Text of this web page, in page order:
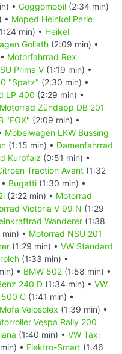
• Goggomobil (2:34 min)
• Moped Heinkel Perle
min) • Heikel
Goliath (2:09 min) •
Motorfahrrad Rex
Prima V (1:19 min) •
"Spatz" (2:30 min) •
LP 400 (2:29 min) •
Motorrad Zündapp DB 201
"FOX" (2:09 min) •
Möbelwagen LKW Büssing
(1:15 min) • Damenfahrrad
Kurpfalz (0:51 min) •
Traction Avant (1:32
Bugatti (1:30 min) •
(2:22 min) • Motorrad
Victoria V 99 N (1:29
Wanderer (1:38
min) • Motorrad NSU 201
(1:29 min) • VW Standard
(1:33 min) •
• BMW 502 (1:58 min) •
240 D (1:34 min) • VW
500 C (1:41 min) •
Mofa Velosolex (1:39 min) •
Vespa Rally 200
(1:40 min) • VW Taxi
• Elektro-Smart (1:46